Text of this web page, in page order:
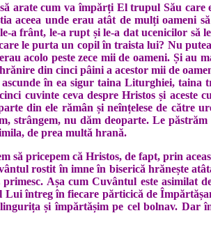
arate cum va împărți El trupul Său
unde erau atât de mulți oameni
a frânt, le-a rupt și le-a dat ucenicilor
le purta un copil în traista lui? Nu
acolo peste zece mii de oameni. Și
din cinci pâini a acestor mii de
în ea sigur taina Liturghiei,
cuvinte ceva despre Hristos și
din ele rămân și neînțelese de către
strângem, nu dăm deoparte. Le
de prea multă hrană.
să pricepem că Hristos, de fapt, prin
rostit în imne în biserică hrănește
Așa cum Cuvântul este
întreg în fiecare părticică de
și împărtășim pe cel bolnav. Dar